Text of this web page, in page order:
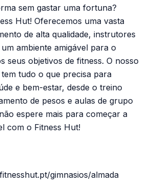
sem gastar uma fortuna?
Hut! Oferecemos uma vasta
de alta qualidade, instrutores
ambiente amigável para o
seus objetivos de fitness. O nosso
tudo o que precisa para
e bem-estar, desde o treino
de pesos e aulas de grupo
espere mais para começar a
com o Fitness Hut!
gimnasios/almada